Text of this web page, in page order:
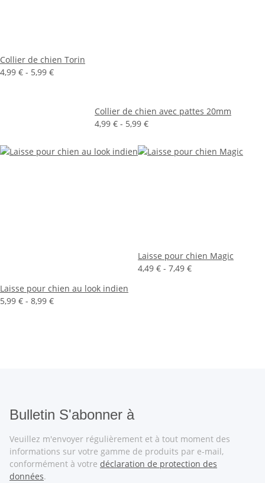
Collier de chien Torin
4,99 € - 5,99 €
Collier de chien avec pattes 20mm
4,99 € - 5,99 €
Laisse pour chien au look indien
5,99 € - 8,99 €
Laisse pour chien Magic
4,49 € - 7,49 €
Bulletin S'abonner à
Veuillez m'envoyer régulièrement et à tout moment des
informations sur votre gamme de produits par e-mail,
conformément à votre déclaration de protection des
données.